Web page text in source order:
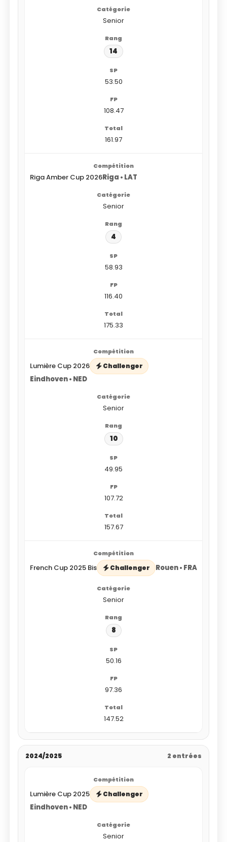
Senior
14
53.50
108.47
161.97
Riga Amber Cup 2026Riga • LAT
Senior
4
58.93
116.40
175.33
Lumière Cup 2026 Challenger
Eindhoven • NED
Senior
10
49.95
107.72
157.67
French Cup 2025 Bis Challenger Rouen • FRA
Senior
8
50.16
97.36
147.52
2024/2025 2 entrées
Lumière Cup 2025 Challenger
Eindhoven • NED
Senior